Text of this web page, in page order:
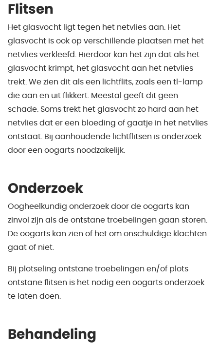
Flitsen
Het glasvocht ligt tegen het netvlies aan. Het
glasvocht is ook op verschillende plaatsen met het
netvlies verkleefd. Hierdoor kan het zijn dat als het
glasvocht krimpt, het glasvocht aan het netvlies
trekt. We zien dit als een lichtflits, zoals een tl-lamp
die aan en uit flikkert. Meestal geeft dit geen
schade. Soms trekt het glasvocht zo hard aan het
netvlies dat er een bloeding of gaatje in het netvlies
ontstaat. Bij aanhoudende lichtflitsen is onderzoek
door een oogarts noodzakelijk.
Onderzoek
Oogheelkundig onderzoek door de oogarts kan
zinvol zijn als de ontstane troebelingen gaan storen.
De oogarts kan zien of het om onschuldige klachten
gaat of niet.
Bij plotseling ontstane troebelingen en/of plots
ontstane flitsen is het nodig een oogarts onderzoek
te laten doen.
Behandeling